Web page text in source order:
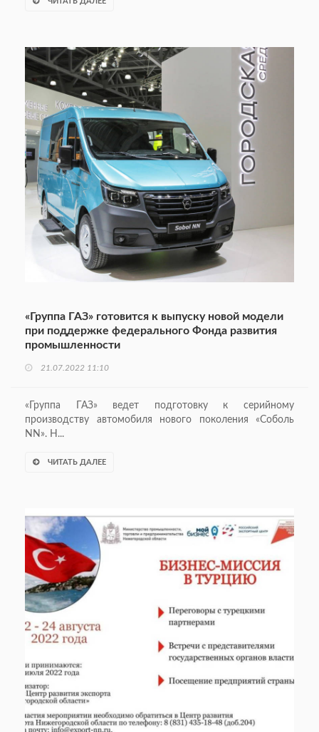
«Группа ГАЗ» готовится к выпуску новой модели
при поддержке федерального Фонда развития
промышленности
21.07.2022 11:10
«Группа ГАЗ» ведет подготовку к серийному
производству автомобиля нового поколения «Соболь
NN». Н...
ЧИТАТЬ ДАЛЕЕ